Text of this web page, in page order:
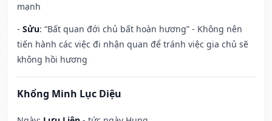
mạnh
- Sửu: “Bất quan đới chủ bất hoàn hương” - Không nên
tiến hành các việc đi nhận quan để tránh việc gia chủ sẽ
không hồi hương
Khổng Minh Lục Diệu